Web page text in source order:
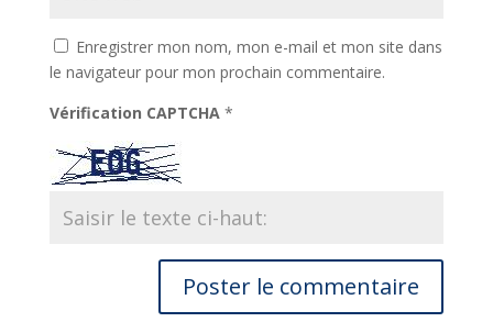
Enregistrer mon nom, mon e-mail et mon site dans
le navigateur pour mon prochain commentaire.
Vérification CAPTCHA *